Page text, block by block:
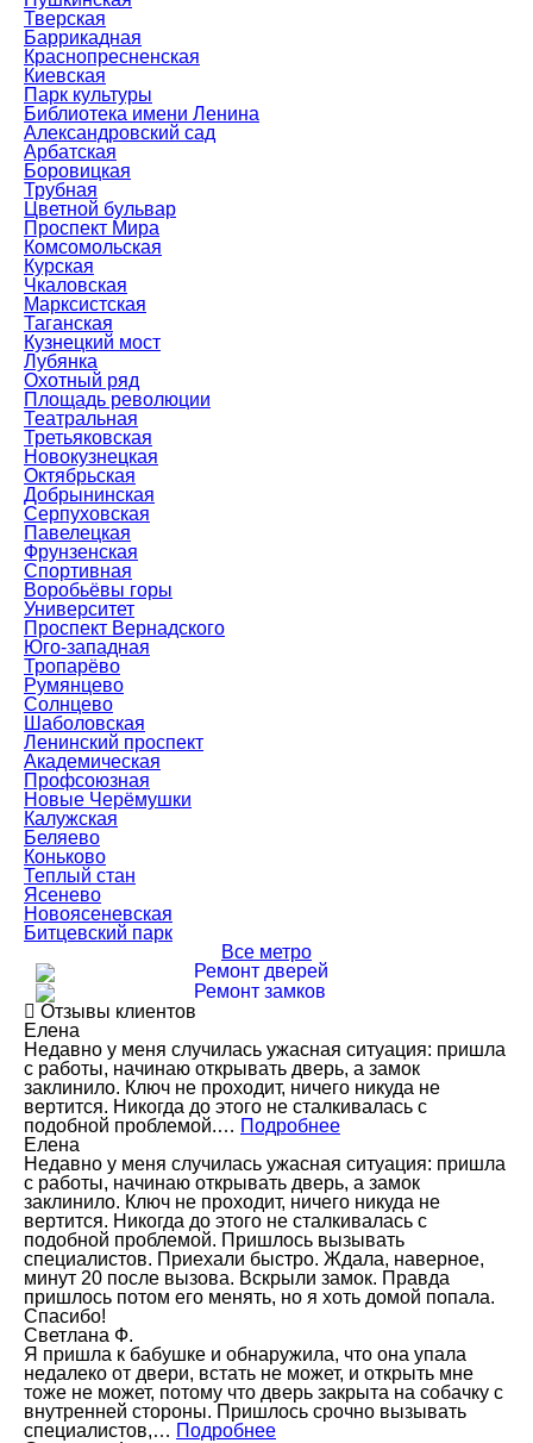
Тверская
Баррикадная
Краснопресненская
Киевская
Парк культуры
Библиотека имени Ленина
Александровский сад
Арбатская
Боровицкая
Трубная
Цветной бульвар
Проспект Мира
Комсомольская
Курская
Чкаловская
Марксистская
Таганская
Кузнецкий мост
Лубянка
Охотный ряд
Площадь революции
Театральная
Третьяковская
Новокузнецкая
Октябрьская
Добрынинская
Серпуховская
Павелецкая
Фрунзенская
Спортивная
Воробьёвы горы
Университет
Проспект Вернадского
Юго-западная
Тропарёво
Румянцево
Солнцево
Шаболовская
Ленинский проспект
Академическая
Профсоюзная
Новые Черёмушки
Калужская
Беляево
Коньково
Теплый стан
Ясенево
Новоясеневская
Битцевский парк
Все метро
Ремонт дверей
Ремонт замков
Отзывы клиентов
Елена
Недавно у меня случилась ужасная ситуация: пришла
с работы, начинаю открывать дверь, а замок
заклинило. Ключ не проходит, ничего никуда не
вертится. Никогда до этого не сталкивалась с
подобной проблемой.… Подробнее
Елена
Недавно у меня случилась ужасная ситуация: пришла
с работы, начинаю открывать дверь, а замок
заклинило. Ключ не проходит, ничего никуда не
вертится. Никогда до этого не сталкивалась с
подобной проблемой. Пришлось вызывать
специалистов. Приехали быстро. Ждала, наверное,
минут 20 после вызова. Вскрыли замок. Правда
пришлось потом его менять, но я хоть домой попала.
Спасибо!
Светлана Ф.
Я пришла к бабушке и обнаружила, что она упала
недалеко от двери, встать не может, и открыть мне
тоже не может, потому что дверь закрыта на собачку с
внутренней стороны. Пришлось срочно вызывать
специалистов,… Подробнее